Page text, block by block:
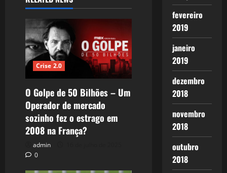
Crise 2.0
O Golpe de 50 Bilhões – Um
Operador de mercado
sozinho fez o estrago em
2008 na França?
admin
0
fevereiro
2019
janeiro
2019
dezembro
2018
novembro
2018
outubro
2018